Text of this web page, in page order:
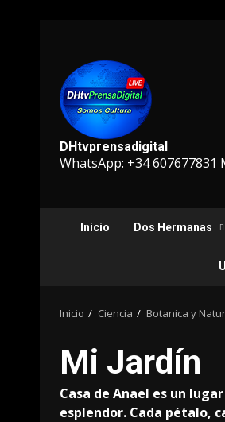
contenido
DHtvprensadigital
WhatsApp: +34
Inicio Dos Hermanas
Inicio Ciencia Botanica y
Mi Jardín
Casa de Anael es un
esplendor. Cada pétalo,